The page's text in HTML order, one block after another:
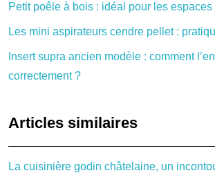
Petit poêle à bois : idéal pour les espaces
Les mini aspirateurs cendre pellet :
Insert supra ancien modèle : comment
correctement ?
Articles similaires
La cuisinière godin châtelaine, un